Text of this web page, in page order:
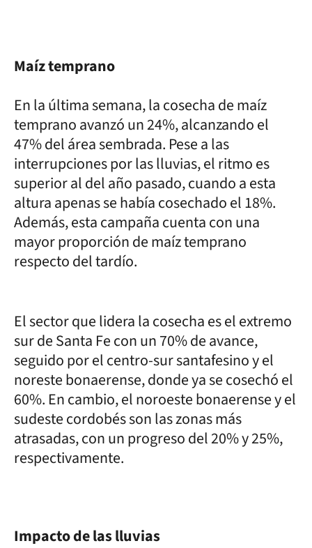
Maíz temprano
En la última semana, la cosecha de maíz
temprano avanzó un 24%, alcanzando el
47% del área sembrada. Pese a las
interrupciones por las lluvias, el ritmo es
superior al del año pasado, cuando a esta
altura apenas se había cosechado el 18%.
Además, esta campaña cuenta con una
mayor proporción de maíz temprano
respecto del tardío.
El sector que lidera la cosecha es el extremo
sur de Santa Fe con un 70% de avance,
seguido por el centro-sur santafesino y el
noreste bonaerense, donde ya se cosechó el
60%. En cambio, el noroeste bonaerense y el
sudeste cordobés son las zonas más
atrasadas, con un progreso del 20% y 25%,
respectivamente.
Impacto de las lluvias